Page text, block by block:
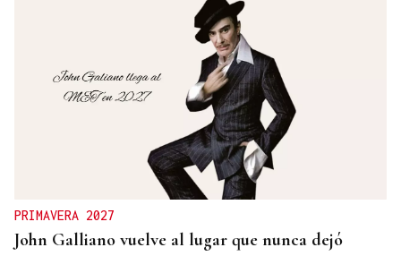
PRIMAVERA 2027
John Galliano vuelve al lugar que nunca dejó